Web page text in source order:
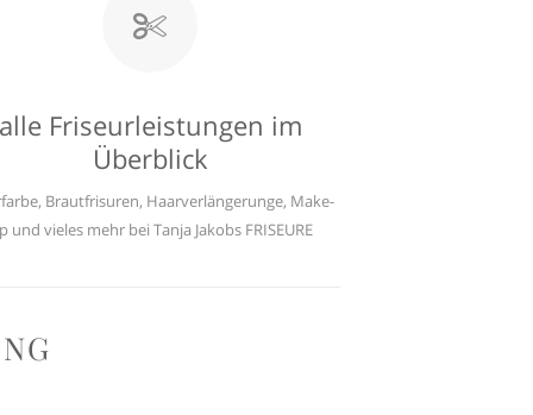
Friseurleistungen im
Überblick
Brautfrisuren, Haarverlängerunge, Make-
und vieles mehr bei Tanja Jakobs FRISEURE